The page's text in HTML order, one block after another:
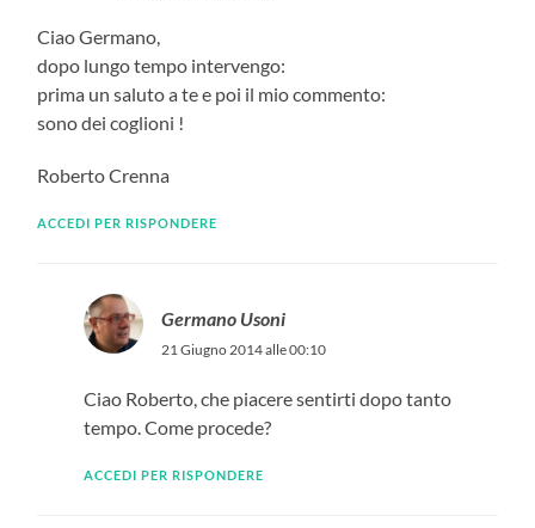
Ciao Germano,
dopo lungo tempo intervengo:
prima un saluto a te e poi il mio commento:
sono dei coglioni !
Roberto Crenna
ACCEDI PER RISPONDERE
Germano Usoni
21 Giugno 2014 alle 00:10
Ciao Roberto, che piacere sentirti dopo tanto
tempo. Come procede?
ACCEDI PER RISPONDERE